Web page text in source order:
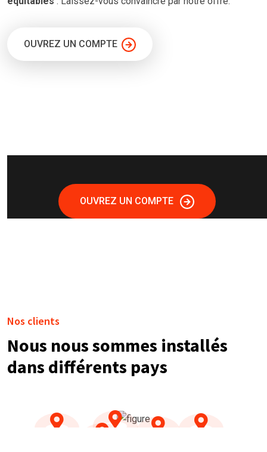
OUVREZ UN COMPTE
OUVREZ UN COMPTE
Nos clients
Nous nous sommes installés
dans différents pays